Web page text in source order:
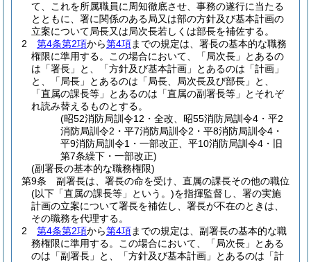
て、これを所属職員に周知徹底させ、事務の遂行に当たる
とともに、署に関係のある局又は部の方針及び基本計画の
立案について局長又は局次長若しくは部長を補佐する。
2
第4条第2項から第4項までの規定は、署長の基本的な職務
権限に準用する。
この場合において、「局次長」とあるの
は「署長」と、「方針及び基本計画」とあるのは「計画」
と、「局長」とあるのは「局長、局次長及び部長」と、
「直属の課長等」とあるのは「直属の副署長等」とそれぞ
れ読み替えるものとする。
(昭52消防局訓令12・全改、昭55消防局訓令4・平2
消防局訓令2・平7消防局訓令2・平8消防局訓令4・
平9消防局訓令1・一部改正、平10消防局訓令4・旧
第7条繰下・一部改正)
(副署長の基本的な職務権限)
第9条
副署長は、署長の命を受け、直属の課長その他の職位
(以下「直属の課長等」という。)を指揮監督し、署の実施
計画の立案について署長を補佐し、署長が不在のときは、
その職務を代理する。
2
第4条第2項から第4項までの規定は、副署長の基本的な職
務権限に準用する。
この場合において、「局次長」とある
のは「副署長」と、「方針及び基本計画」とあるのは「計